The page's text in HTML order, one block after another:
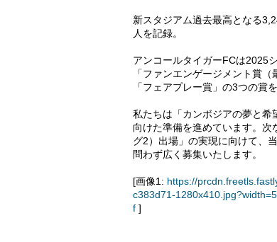
新スタジアム過去最高となる
人を記録。
アンコールタイガーFCは2025
「ファンエンゲージメント賞
「フェアプレー賞」の3つの賞を
私たちは「カンボジアの夢と希
向けた準備を進めています。
グ2）出場」の実現に向けて、
問わず広く募集いたします。
[画像1: https://
c383d71-
f ]